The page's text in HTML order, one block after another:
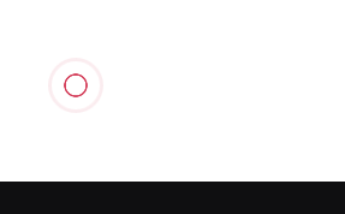
අයි.එම්.එෆ් එකට